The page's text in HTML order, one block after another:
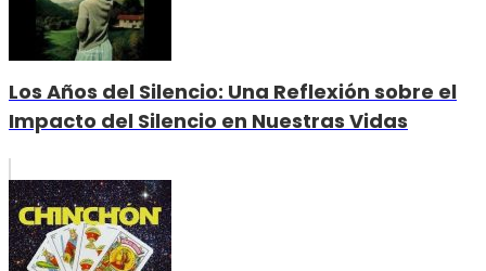
Los Años del Silencio: Una Reflexión sobre el
Impacto del Silencio en Nuestras Vidas